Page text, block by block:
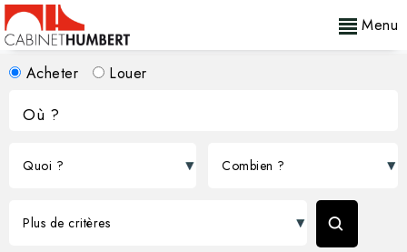
Menu
Acheter Louer